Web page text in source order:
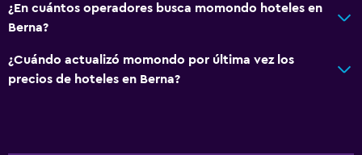
Boletos de transporte público
¿En cuántos operadores busca momondo hoteles en
Berna?
¿Cuándo actualizó momondo por última vez los
precios de hoteles en Berna?